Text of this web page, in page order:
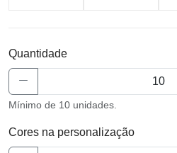
Quantidade
Mínimo de 10 unidades.
Cores na personalização